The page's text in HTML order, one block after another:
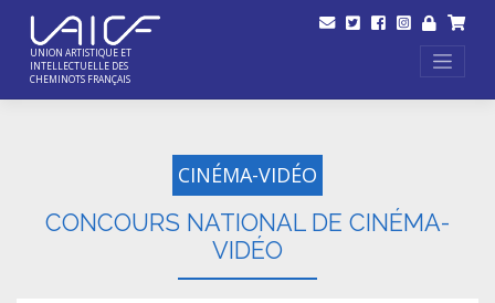
content
UNION ARTISTIQUE ET
INTELLECTUELLE DES
CHEMINOTS FRANÇAIS
CINÉMA-VIDÉO
CONCOURS NATIONAL DE CINÉMA-
VIDÉO